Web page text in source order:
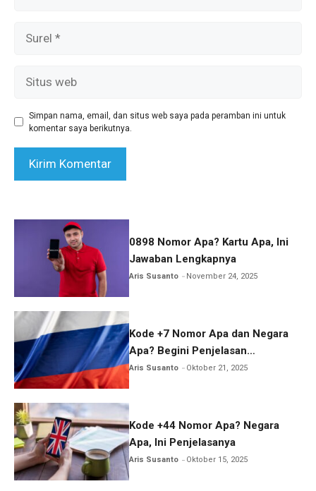
web
Simpan nama, email, dan situs web saya pada peramban ini untuk
komentar saya berikutnya.
0898 Nomor Apa? Kartu Apa, Ini
Jawaban Lengkapnya
Aris Susanto November 24, 2025
Kode +7 Nomor Apa dan Negara
Apa? Begini Penjelasan
Lengkapnya
Aris Susanto Oktober 21, 2025
Kode +44 Nomor Apa? Negara
Apa, Ini Penjelasanya
Aris Susanto Oktober 15, 2025